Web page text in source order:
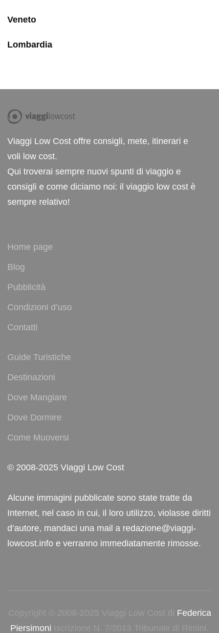
Veneto
Lombardia
Viaggi Low Cost offre consigli, mete, itinerari e
voli low cost.
Qui troverai sempre nuovi spunti di viaggio e
consigli e come diciamo noi: il viaggio low cost è
sempre relativo!
Home page
Blog
Pubblicità
Condizioni d’uso
Contatti
Guide Turistiche
Destinazioni
Dove Mangiare
Dove Dormire
Come Muoversi
© 2008-2025 Viaggi Low Cost
Alcune immagini pubblicate sono state tratte da
Internet, nel caso in cui, il loro utilizzo, violasse diritti
d’autore, mandaci una mail a redazione@viaggi-
lowcost.info e verranno immediatamente rimosse.
Copyright © 2008-2025 Viaggi Low Cost di Federica
Piersimoni Iscrizione N. 7/2013 Tribunale di Rimini.